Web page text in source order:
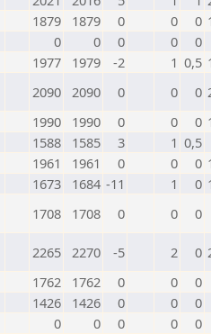
1879 1879 0 0 0
0 0 0 0
0
1977 1979 -2 1 0,5
2090 2090 0 0 0
1990 1990 0 0 0
1588 1585 3 1 0,5
1961 1961 0 0 0
1673 1684 -11 1 0
1708 1708 0 0 0
2265 2270 -5 2 0
1762 1762 0 0
0
1426 1426 0 0
0
0 0 0 0
0